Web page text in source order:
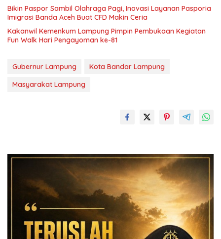
Bikin Paspor Sambil Olahraga Pagi, Inovasi Layanan Pasporia
Imigrasi Banda Aceh Buat CFD Makin Ceria
Kakanwil Kemenkum Lampung Pimpin Pembukaan Kegiatan
Fun Walk Hari Pengayoman ke-81
Gubernur Lampung
Kota Bandar Lampung
Masyarakat Lampung